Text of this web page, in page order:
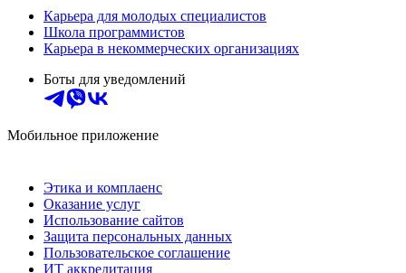
Карьера для молодых специалистов
Школа программистов
Карьера в некоммерческих организациях
Боты для уведомлений
Мобильное приложение
Этика и комплаенс
Оказание услуг
Использование сайтов
Защита персональных данных
Пользовательское соглашение
ИТ аккредитация